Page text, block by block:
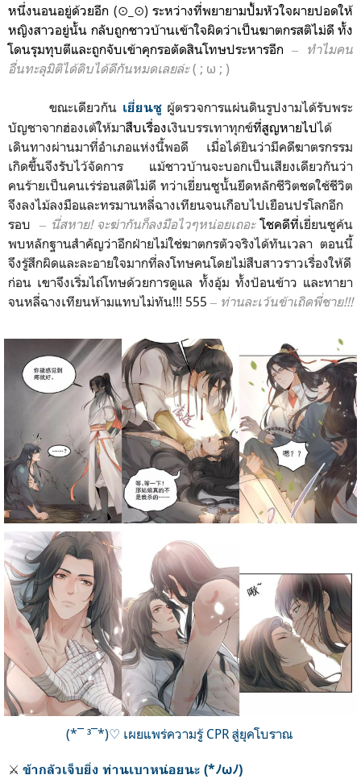
หนึ่งนอนอยู่ด้วยอีก (⊙_⊙) ระหว่างที่พยายามปั้มหัวใจผายปอดให้
หญิงสาวอยู่นั้น กลับถูกชาวบ้านเข้าใจผิดว่าเป็นฆาตกรสติไม่ดี ทั้ง
โดนรุมทุบตีและถูกจับเข้าคุกรอตัดสินโทษประหารอีก ‒ ทำไมคน
อื่นทะลุมิติได้ดิบได้ดีกันหมดเลยล่ะ( ; ω ; )
ขณะเดียวกัน เยี่ยนซู ผู้ตรวจการแผ่นดินรูปงามได้รับพระ
บัญชาจากฮ่องเต้ให้มาสืบเรื่องเงินบรรเทาทุกข์ที่สูญหายไปได้
เดินทางผ่านมาที่อำเภอแห่งนี้พอดี เมื่อได้ยินว่ามีคดีฆาตรกรรม
เกิดขึ้นจึงรับไว้จัดการ แม้ชาวบ้านจะบอกเป็นเสียงเดียวกันว่า
คนร้ายเป็นคนเร่ร่อนสติไม่ดี ทว่าเยี่ยนซูนั้นยึดหลักชีวิตชดใช้ชีวิต
จึงลงไม้ลงมือและทรมานหลี่ฉางเทียนจนเกือบไปเยือนปรโลกอีก
รอบ‒ นี่สหาย! จะฆ่ากันก็ลงมือไวๆหน่อยเถอะโชคดีที่เยี่ยนซูค้น
พบหลักฐานสำคัญว่าอีกฝ่ายไม่ใช่ฆาตกรตัวจริงได้ทันเวลา ตอนนี้
จึงรู้สึกผิดและละอายใจมากที่ลงโทษคนโดยไม่สืบสาวราวเรื่องให้ดี
ก่อน เขาจึงเริ่มไถ่โทษด้วยการดูแล ทั้งอุ้ม ทั้งป้อนข้าว และทายา
จนหลี่ฉางเทียนห้ามแทบไม่ทัน!!! 555 ‒ ท่านละเว้นข้าเถิดพี่ชาย!!!
(*¯ ³¯*)♡ เผยแพร่ความรู้ CPR สู่ยุคโบราณ
⚔️ ข้ากลัวเจ็บยิ่ง ท่านเบาหน่อยนะ (*ﾉωﾉ)